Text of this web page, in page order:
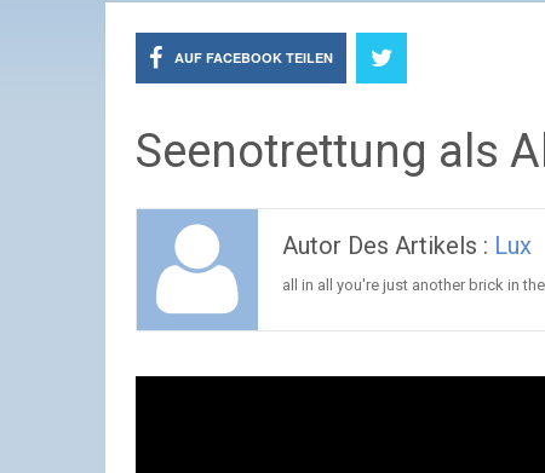
AUF FACEBOOK TEILEN
Seenotrettung als
Autor Des Artikels : Lux
all in all you're just another brick in the